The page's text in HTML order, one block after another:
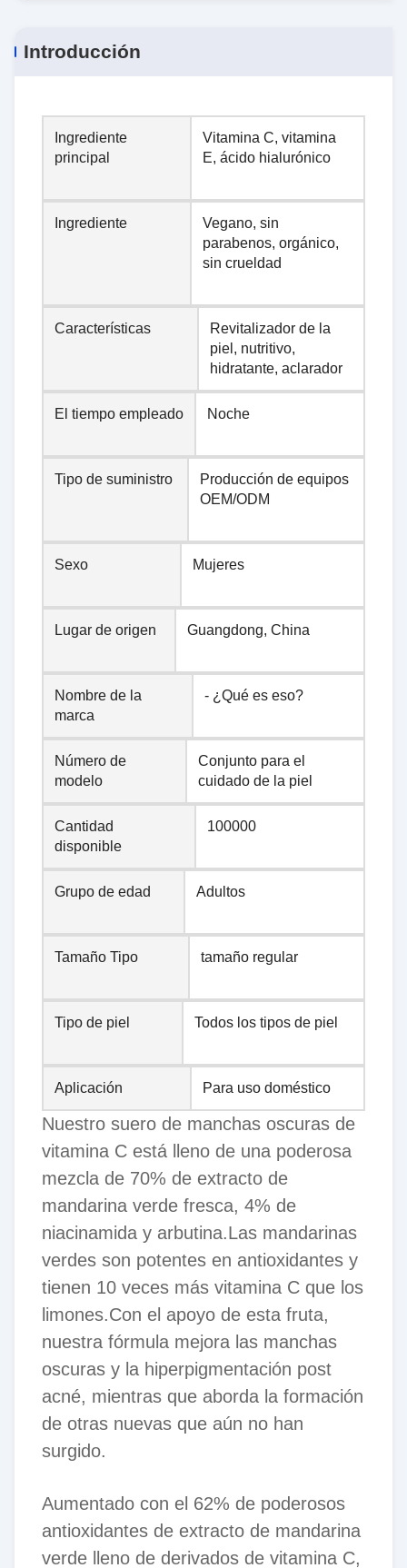
Introducción
Ingrediente
principal
Vitamina C, vitamina
E, ácido hialurónico
Ingrediente
Vegano, sin
parabenos, orgánico,
sin crueldad
Características
Revitalizador de la
piel, nutritivo,
hidratante, aclarador
El tiempo empleado Noche
Tipo de suministro
Producción de equipos
OEM/ODM
Sexo Mujeres
Lugar de origen Guangdong, China
Nombre de la
marca
- ¿Qué es eso?
Número de
modelo
Conjunto para el
cuidado de la piel
Cantidad
disponible
100000
Grupo de edad Adultos
Tamaño Tipo tamaño regular
Tipo de piel Todos los tipos de piel
Aplicación Para uso doméstico
Nuestro suero de manchas oscuras de
vitamina C está lleno de una poderosa
mezcla de 70% de extracto de
mandarina verde fresca, 4% de
niacinamida y arbutina.Las mandarinas
verdes son potentes en antioxidantes y
tienen 10 veces más vitamina C que los
limones.Con el apoyo de esta fruta,
nuestra fórmula mejora las manchas
oscuras y la hiperpigmentación post
acné, mientras que aborda la formación
de otras nuevas que aún no han
surgido.
Aumentado con el 62% de poderosos
antioxidantes de extracto de mandarina
verde lleno de derivados de vitamina C,